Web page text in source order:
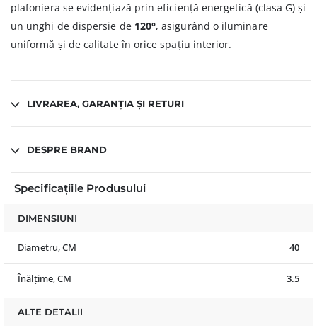
plafoniera se evidențiază prin eficiență energetică (clasa G) și
un unghi de dispersie de 120°, asigurând o iluminare
uniformă și de calitate în orice spațiu interior.
LIVRAREA, GARANȚIA ȘI RETURI
DESPRE BRAND
Specificațiile Produsului
DIMENSIUNI
Diametru, CM 40
Înălțime, CM 3.5
ALTE DETALII